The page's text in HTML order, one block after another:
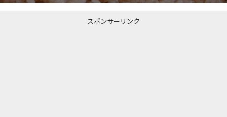
スポンサーリンク